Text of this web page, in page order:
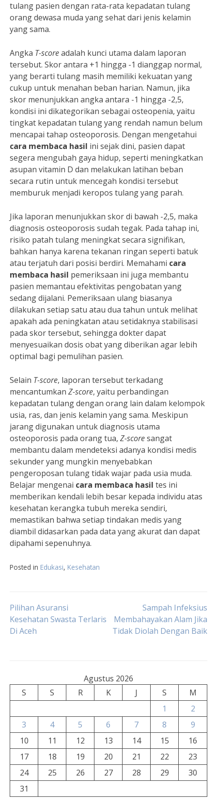
tulang pasien dengan rata-rata kepadatan tulang
orang dewasa muda yang sehat dari jenis kelamin
yang sama.
Angka T-scoreadalah kunci utama dalam laporan
tersebut. Skor antara +1 hingga -1 dianggap normal,
yang berarti tulang masih memiliki kekuatan yang
cukup untuk menahan beban harian. Namun, jika
skor menunjukkan angka antara -1 hingga -2,5,
kondisi ini dikategorikan sebagai osteopenia, yaitu
tingkat kepadatan tulang yang rendah namun belum
mencapai tahap osteoporosis. Dengan mengetahui
cara membaca hasil ini sejak dini, pasien dapat
segera mengubah gaya hidup, seperti meningkatkan
asupan vitamin D dan melakukan latihan beban
secara rutin untuk mencegah kondisi tersebut
memburuk menjadi keropos tulang yang parah.
Jika laporan menunjukkan skor di bawah -2,5, maka
diagnosis osteoporosis sudah tegak. Pada tahap ini,
risiko patah tulang meningkat secara signifikan,
bahkan hanya karena tekanan ringan seperti batuk
atau terjatuh dari posisi berdiri. Memahami cara
membaca hasil pemeriksaan ini juga membantu
pasien memantau efektivitas pengobatan yang
sedang dijalani. Pemeriksaan ulang biasanya
dilakukan setiap satu atau dua tahun untuk melihat
apakah ada peningkatan atau setidaknya stabilisasi
pada skor tersebut, sehingga dokter dapat
menyesuaikan dosis obat yang diberikan agar lebih
optimal bagi pemulihan pasien.
Selain T-score, laporan tersebut terkadang
mencantumkan Z-score, yaitu perbandingan
kepadatan tulang dengan orang lain dalam kelompok
usia, ras, dan jenis kelamin yang sama. Meskipun
jarang digunakan untuk diagnosis utama
osteoporosis pada orang tua, Z-scoresangat
membantu dalam mendeteksi adanya kondisi medis
sekunder yang mungkin menyebabkan
pengeroposan tulang tidak wajar pada usia muda.
Belajar mengenai cara membaca hasil tes ini
memberikan kendali lebih besar kepada individu atas
kesehatan kerangka tubuh mereka sendiri,
memastikan bahwa setiap tindakan medis yang
diambil didasarkan pada data yang akurat dan dapat
dipahami sepenuhnya.
Posted in Edukasi, Kesehatan
Navigasi
pos
Pilihan Asuransi
Kesehatan Swasta Terlaris
Di Aceh
Sampah Infeksius
Membahayakan Alam Jika
Tidak Diolah Dengan Baik
Agustus 2026
S
S R K J S
M
1
2
3
4 5 6 7 8
9
10
11 12 13 14 15
16
17
18 19 20 21 22
23
24
25 26 27 28 29
30
31